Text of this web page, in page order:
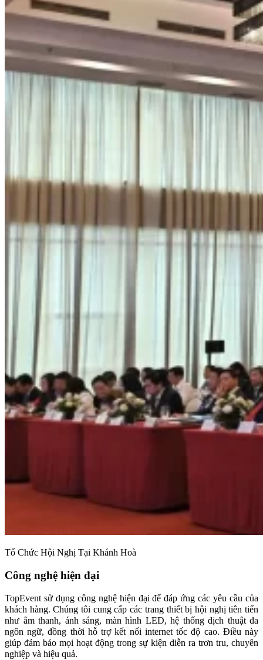
Tổ Chức Hội Nghị Tại Khánh Hoà
Công nghệ hiện đại
TopEvent sử dụng công nghệ hiện đại để đáp ứng các yêu cầu của
khách hàng. Chúng tôi cung cấp các trang thiết bị hội nghị tiên tiến
như âm thanh, ánh sáng, màn hình LED, hệ thống dịch thuật đa
ngôn ngữ, đồng thời hỗ trợ kết nối internet tốc độ cao. Điều này
giúp đảm bảo mọi hoạt động trong sự kiện diễn ra trơn tru, chuyên
nghiệp và hiệu quả.